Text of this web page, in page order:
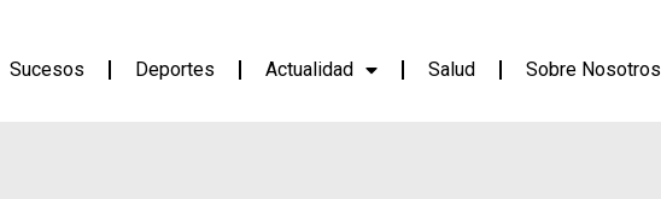
Sucesos Deportes Actualidad Salud Sobre Nosotros